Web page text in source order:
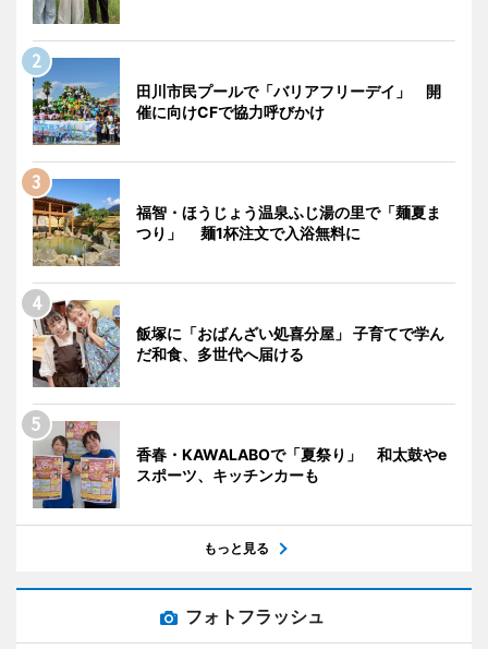
田川市民プールで「バリアフリーデイ」 開
催に向けCFで協力呼びかけ
福智・ほうじょう温泉ふじ湯の里で「麺夏ま
つり」 麺1杯注文で入浴無料に
飯塚に「おばんざい処喜分屋」 子育てで学ん
だ和食、多世代へ届ける
香春・KAWALABOで「夏祭り」 和太鼓やe
スポーツ、キッチンカーも
もっと見る
フォトフラッシュ